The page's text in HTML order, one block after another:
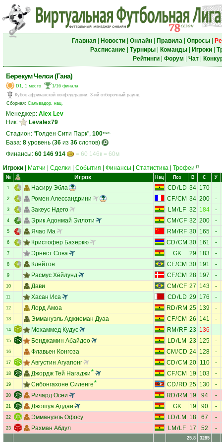
Главная| Новости| Онлайн| Правила| Опросы|
Расписание| Турниры| Команды| Игроки|
Рейтинги| Форум Чат|
Берекум Челси (Гана)
D1, 1 место
1/16 финала
Кубок африканской конфедерации: 3-ий отборочный раунд
Сборная: Сальвадор, нац.
Менеджер: Alex Lev
Ник:
Levalex79
Стадион: "Голден Сити Парк", 100тыс.
База: 8 уровень (36 из 36 слотов)
Финансы: 60 146 914
= 60 146к = 60м
Игроки
Матчи Сделки События Финансы Статистика Трофеи 17
№ Игрок Нац Поз В С У
1 Насиру Эбла CD/LD 34 170 -
2 Ромен Алессандрини CF/CM 34 200 -
3 Закеус Ндего LM / LF 32 184 -
4 Эрик Адонмай Эллоти CM /CF 32 200 -
5 Ячао Ма RM / RF 30 165 -
6 Кристофер Базеркю CD/CM 30 161 -
7 Эрнест Сова GK 29 183 -
8 Клейтон CF/CM 30 191 -
9 Расмус Хёйлунд CF/CM 28 197 -
10 Дави CM /CF 27 143 -
11 Хасан Иса CD/LD 29 176 -
12 Лорд Амоа RD/ RM 25 139 -
13 Эммануэль Аджиеман Дуаа CF/CM 26 141 -
14 Мохаммед Кудус RM / RF 23 136 -
15 Бенджамин Абайдоо LD/ LM 23 125 -
16 Флавьен Конгоза CM /CD 24 128 -
17 Августин Агуапонг CD/CM 20 110 -
18 Джордж Тей Нагаджи CF/CM 19 103 -
19 Сибонгахоне Силенге CD/RD 25 130 -
20 Ричард Осеи RD/ RM 19 94 -
21 Джошуа Аддаи GK 19 90 -
22 Эммануэль Офосу LD/ LM 18 67 -
23 Рахман Абдул LM / LF 17 52 -
25.8 3285